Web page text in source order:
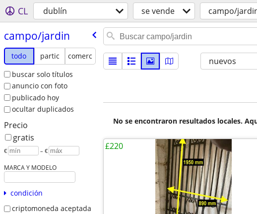
CL dublí­n se vende campo/
campo/​jardin
todo partic
comerc
buscar solo títulos
anuncio con foto
publicado hoy
ocultar duplicados
Precio
gratis
€ – €
MARCA Y MODELO
condición
criptomoneda aceptada
nuevos
No se encontraron resultados locales.
£220